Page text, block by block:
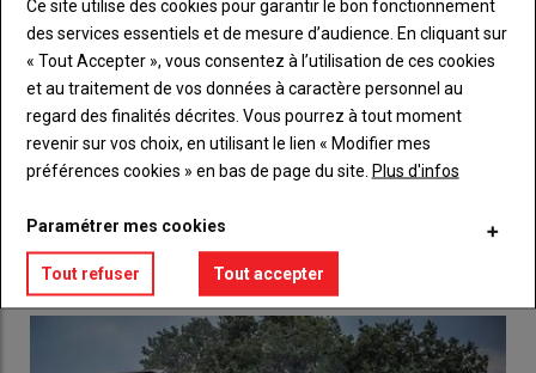
titre
TITRE CRÉEZ UN COMPTE
BodyChoisissez votre formule et créez votre
compte pour accéder à tout l'Agri53.
Lien Créez un compte
LES PLUS LUS
Ce site utilise des cookies pour garantir le bon fonctionnement
des services essentiels et de mesure d’audience. En cliquant sur
« Tout Accepter », vous consentez à l’utilisation de ces cookies
et au traitement de vos données à caractère personnel au
regard des finalités décrites. Vous pourrez à tout moment
revenir sur vos choix, en utilisant le lien « Modifier mes
préférences cookies » en bas de page du site. Plus d'infos
Paramétrer mes cookies
Tout refuser Tout accepter